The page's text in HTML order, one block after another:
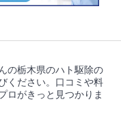
の栃木県のハト駆除の
ください。口コミや料
ロがきっと見つかりま